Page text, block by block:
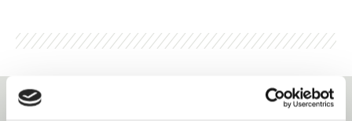
Herzlich Willkommen im
Terrassenpark Schonach.